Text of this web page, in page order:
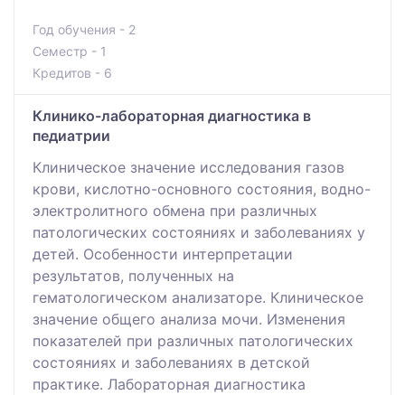
Год обучения - 2
Семестр - 1
Кредитов - 6
Клинико-лабораторная диагностика в
педиатрии
Клиническое значение исследования газов
крови, кислотно-основного состояния, водно-
электролитного обмена при различных
патологических состояниях и заболеваниях у
детей. Особенности интерпретации
результатов, полученных на
гематологическом анализаторе. Клиническое
значение общего анализа мочи. Изменения
показателей при различных патологических
состояниях и заболеваниях в детской
практике. Лабораторная диагностика